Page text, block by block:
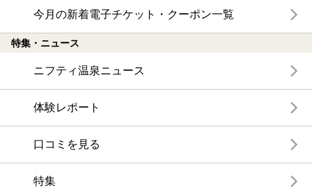
今月の新着電子チケット・クーポン一覧
特集・ニュース
ニフティ温泉ニュース
体験レポート
口コミを見る
特集